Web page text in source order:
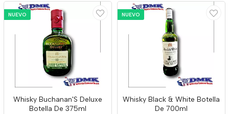
NUEVO
Whisky Buchanan'S Deluxe
Botella De 375ml
NUEVO
Whisky Black & White Botella
De 700ml